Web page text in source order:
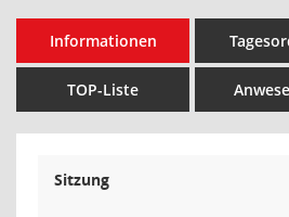
Informationen
TOP-Liste
Sitzung